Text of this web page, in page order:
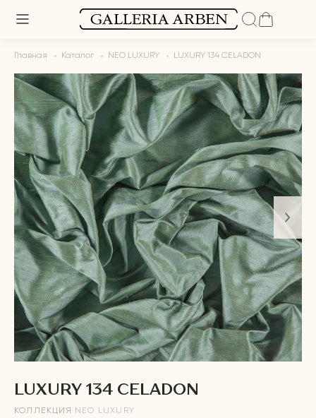
Главная Каталог NEO LUXURY LUXURY 134 CELADON
LUXURY 134 CELADON
КОЛЛЕКЦИЯ NEO LUXURY